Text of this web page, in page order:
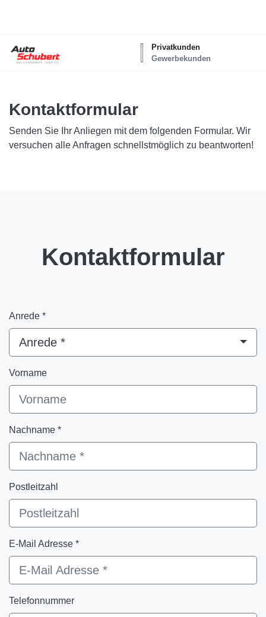
Privatkunden
Gewerbekunden
Kontaktformular
Senden Sie Ihr Anliegen mit dem folgenden Formular. Wir
versuchen alle Anfragen schnellstmöglich zu beantworten!
Kontaktformular
Anrede *
Anrede *
Vorname
Nachname *
Postleitzahl
E-Mail Adresse *
Telefonnummer